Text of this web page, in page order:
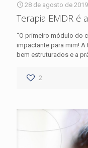
28 de agosto de 2019
Terapia EMDR é
“O primeiro módulo do
impactante para mim!
bem estruturados e a
2